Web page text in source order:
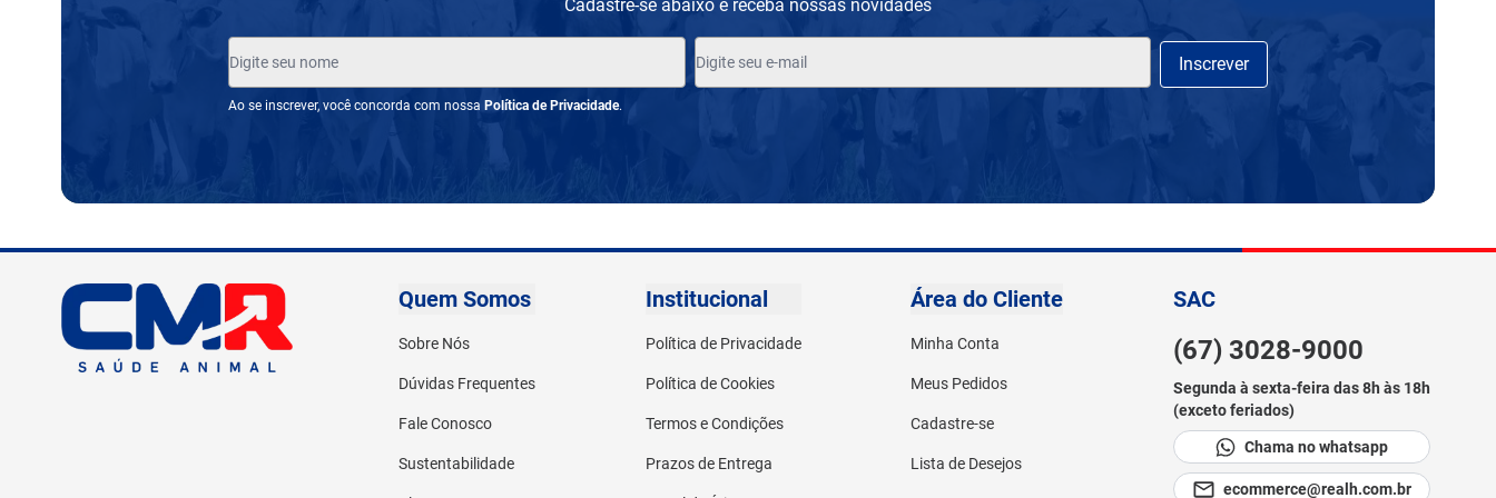
Cadastre-se abaixo e receba nossas novidades
Inscrever
Ao se inscrever, você concorda com nossa Política de Privacidade.
Quem Somos
Sobre Nós
Dúvidas Frequentes
Fale Conosco
Sustentabilidade
Institucional
Política de Privacidade
Política de Cookies
Termos e Condições
Prazos de Entrega
Área do Cliente
Minha Conta
Meus Pedidos
Cadastre-se
Lista de Desejos
SAC
(67) 3028-9000
Segunda à sexta-feira das 8h às 18h
(exceto feriados)
Chama no whatsapp
ecommerce@realh.com.br